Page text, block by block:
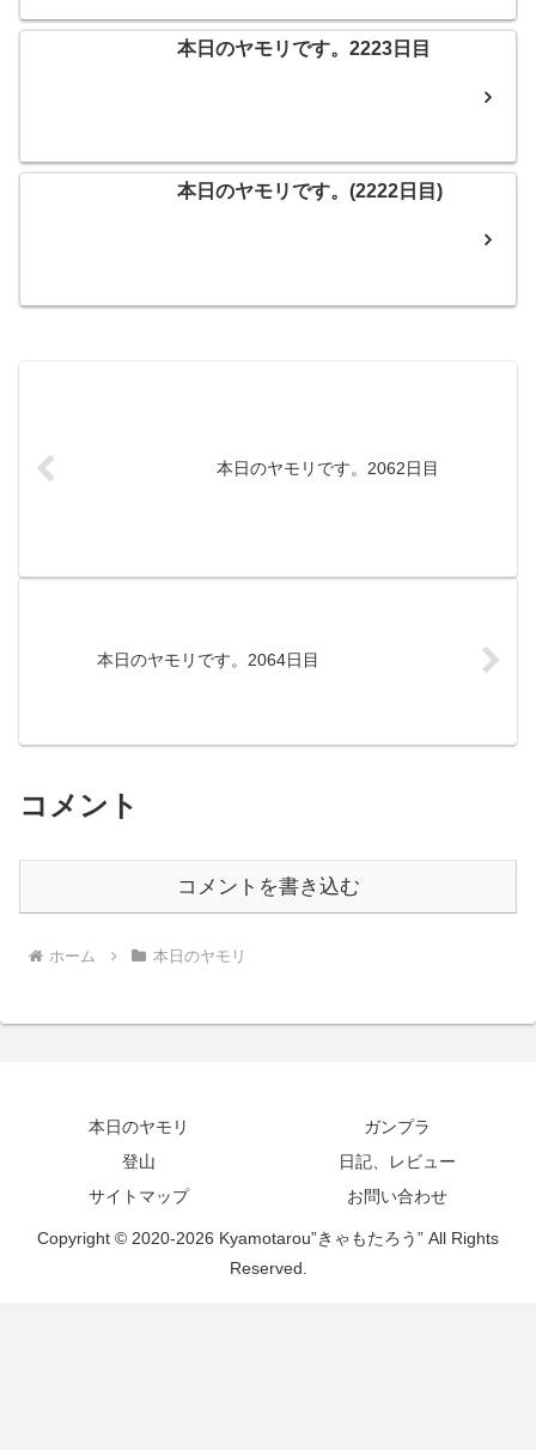
本日のヤモリです。2223日目
本日のヤモリです。(2222日目)
本日のヤモリです。2062日目
本日のヤモリです。2064日目
コメント
コメントを書き込む
ホーム 本日のヤモリ
本日のヤモリ
ガンプラ
登山
日記、レビュー
サイトマップ
お問い合わせ
Copyright © 2020-2026 Kyamotarou”きゃもたろう” All Rights
Reserved.